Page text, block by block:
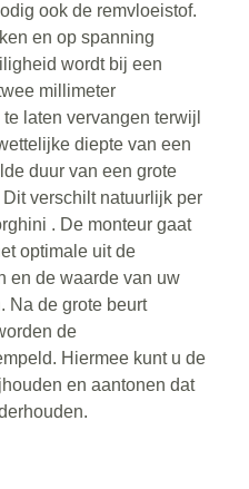
ook de remvloeistof.
en op spanning
wordt bij een
millimeter
laten vervangen terwijl
diepte van een
duur van een grote
verschilt natuurlijk per
. De monteur gaat
optimale uit de
en de waarde van uw
Na de grote beurt
de
Hiermee kunt u de
en aantonen dat